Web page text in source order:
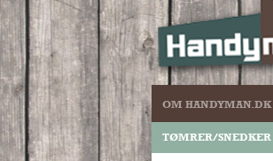
OM HANDYMAN.DK
TØMRER/SNEDKER